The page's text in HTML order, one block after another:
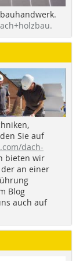
Sie auf
dach-
bieten wir
der an einer
Blog
auch auf